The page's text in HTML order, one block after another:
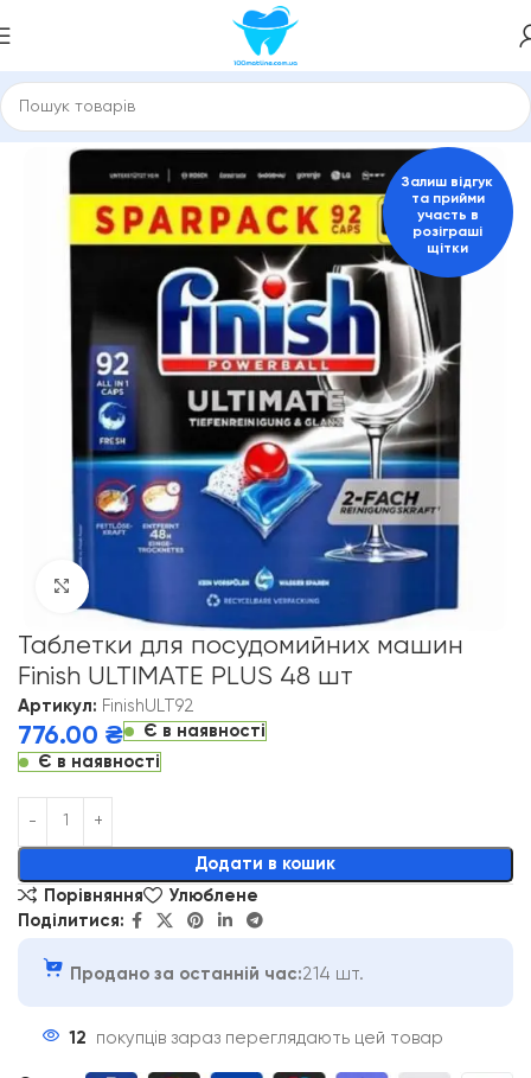
Головна Побутова техніка та товари для дому
Click to enlarge
Залиш відгук
та прийми
участь в
розіграші
щітки
Таблетки для посудомийних машин
Finish ULTIMATE PLUS 48 шт
Артикул: FinishULT92
776.00 ₴
Є в наявності
Є в наявності
Додати в кошик
Alternative:
Порівняння
Улюблене
Поділитися:
Продано за останній час:214 шт.
12 покупців зараз переглядають цей товар